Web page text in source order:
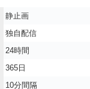
静止画
独自配信
24時間
365日
10分間隔